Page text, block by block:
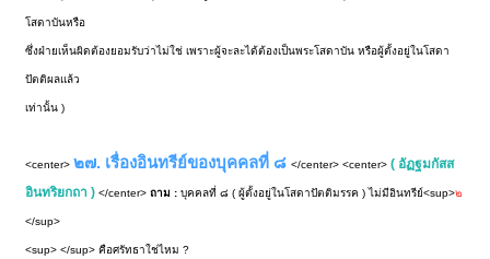
โสดาบันหรือ
ซึ่งฝ่ายเห็นผิดต้องยอมรับว่าไม่ใช่ เพราะผู้จะละได้ต้องเป็นพระโสดาบัน หรือผู้ตั้งอยู่ในโสดา
ปัตติผลแล้ว
เท่านั้น )
<center>๒๗. เรื่องอินทรีย์ของบุคคลที่ ๘ </center> <center>( อัฏฐมกัสส
อินทริยกถา )</center>ถาม :บุคคลที่ ๘ ( ผู้ตั้งอยู่ในโสดาปัตติมรรค ) ไม่มีอินทรีย์<sup>๒
</sup>
<sup> </sup> คือศรัทธาใช่ไหม ?